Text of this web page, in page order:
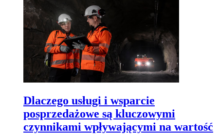
Dlaczego usługi i wsparcie
posprzedażowe są kluczowymi
czynnikami wpływającymi na wartość